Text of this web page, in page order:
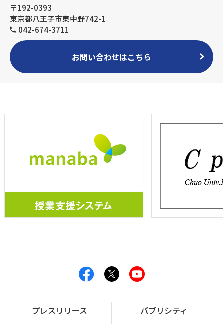
〒192-0393
東京都八王子市東中野742-1
042-674-3711
お問い合わせはこちら
プレスリリース
パブリシティ